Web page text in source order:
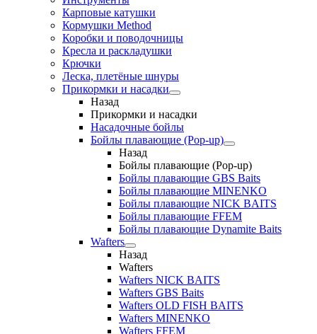
Карповые катушки
Кормушки Method
Коробки и поводочницы
Кресла и раскладушки
Крючки
Леска, плетёные шнуры
Прикормки и насадки
Назад
Прикормки и насадки
Насадочные бойлы
Бойлы плавающие (Pop-up)
Назад
Бойлы плавающие (Pop-up)
Бойлы плавающие GBS Baits
Бойлы плавающие MINENKO
Бойлы плавающие NICK BAITS
Бойлы плавающие FFEM
Бойлы плавающие Dynamite Baits
Wafters
Назад
Wafters
Wafters NICK BAITS
Wafters GBS Baits
Wafters OLD FISH BAITS
Wafters MINENKO
Wafters FFEM